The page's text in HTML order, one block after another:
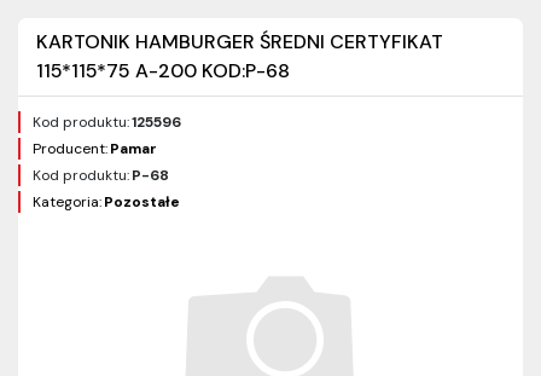
KARTONIK HAMBURGER ŚREDNI CERTYFIKAT
115*115*75 A-200 KOD:P-68
Kod produktu:125596
Producent:Pamar
Kod produktu:P-68
Kategoria:Pozostałe